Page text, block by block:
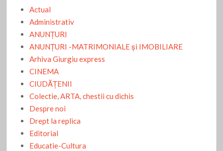
Actual
Administrativ
ANUNŢURI
ANUNŢURI -MATRIMONIALE şi IMOBILIARE
Arhiva Giurgiu express
CINEMA
CIUDĂŢENII
Colectie, ARTA, chestii cu dichis
Despre noi
Drept la replica
Editorial
Educatie-Cultura